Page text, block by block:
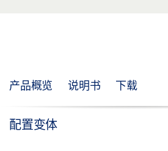
产品概览 说明书 下载
配置变体